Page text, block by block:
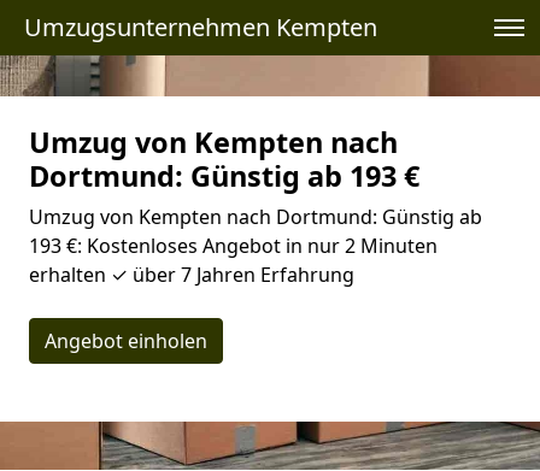
Umzugsunternehmen Kempten
Umzug von Kempten nach
Dortmund: Günstig ab 193 €
Umzug von Kempten nach Dortmund: Günstig ab
193 €: Kostenloses Angebot in nur 2 Minuten
erhalten ✓ über 7 Jahren Erfahrung
Angebot einholen